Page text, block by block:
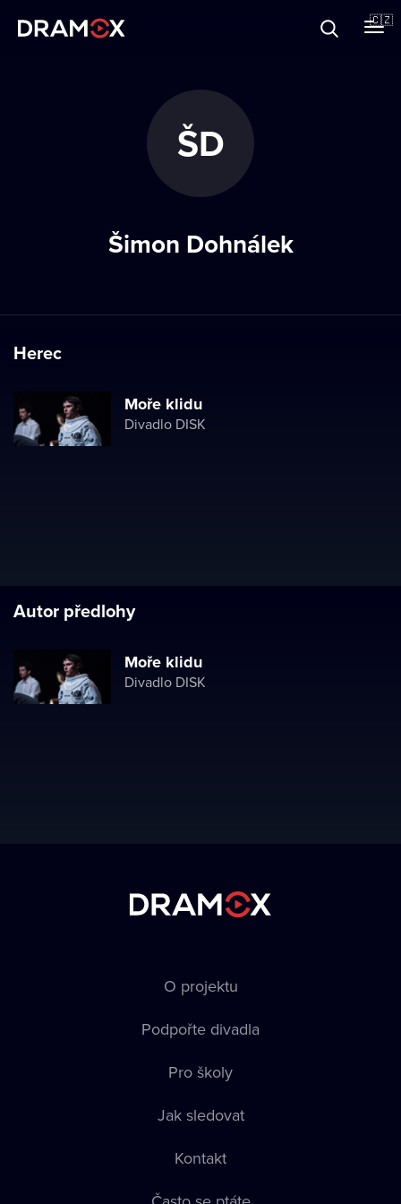
🇨🇿
ŠD
Šimon Dohnálek
Herec
Moře klidu
Divadlo DISK
Autor předlohy
Moře klidu
Divadlo DISK
O projektu
Podpořte divadla
Pro školy
Jak sledovat
Kontakt